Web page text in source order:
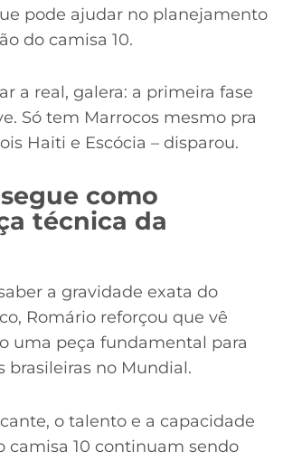
pode ajudar no planejamento
do camisa 10.
a real, galera: a primeira fase
Só tem Marrocos mesmo pra
Haiti e Escócia – disparou.
como
técnica da
a gravidade exata do
Romário reforçou que vê
uma peça fundamental para
brasileiras no Mundial.
o talento e a capacidade
camisa 10 continuam sendo